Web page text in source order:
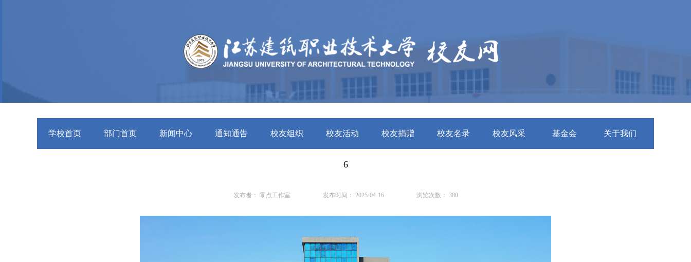
学校首页 部门首页 新闻中心 通知通告 校友组织 校友活动 校友捐赠 校友名录 校友风采 基金会 关于我们
6
发布者： 零点工作室 发布时间： 2025-04-16 浏览次数： 380